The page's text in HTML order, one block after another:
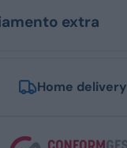
extra
Home delivery